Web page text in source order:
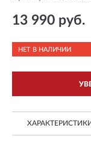
13 990 руб.
НЕТ В НАЛИЧИИ